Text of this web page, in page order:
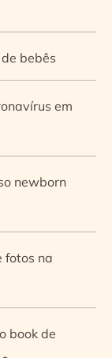
bebês
em
newborn
fotos na
book de